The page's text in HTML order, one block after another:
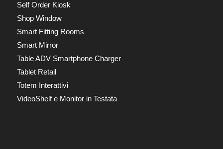
Self Order Kiosk
Shop Window
Smart Fitting Rooms
Smart Mirror
Table ADV Smartphone Charger
Tablet Retail
Totem Interattivi
VideoShelf e Monitor in Testata